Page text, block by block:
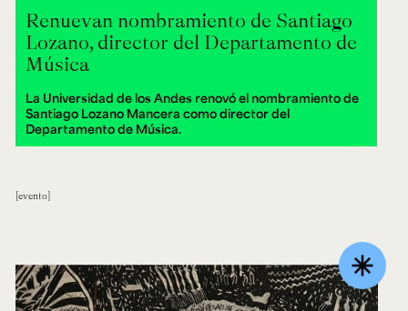
Renuevan nombramiento de Santiago
Lozano, director del Departamento de
Música
La Universidad de los Andes renovó el nombramiento de
Santiago Lozano Mancera como director del
Departamento de Música.
evento
asterisk